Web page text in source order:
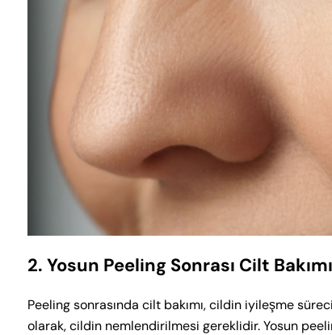
2. Yosun Peeling Sonrası Cilt
Peeling sonrasında cilt bakımı, cildin iyileşme
olarak, cildin nemlendirilmesi gereklidir. Yosun